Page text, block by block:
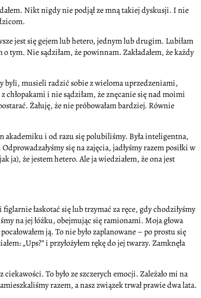
Nikt nigdy nie podjął ze mną takiej dyskusji. I nie
jest się gejem lub hetero, jednym lub drugim. Lubiłam
tym. Nie sądziłam, że powinnam. Zakładałem, że każdy
byli, musieli radzić sobie z wieloma uprzedzeniami,
chłopakami i nie sądziłam, że znęcanie się nad moimi
Żałuję, że nie próbowałam bardziej. Równie
akademiku i od razu się polubiliśmy. Była inteligentna,
się na zajęcia, jadłyśmy razem posiłki w
ja), że jestem hetero. Ale ja wiedziałem, że ona jest
łaskotać się lub trzymać za ręce, gdy chodziłyśmy
na jej łóżku, obejmując się ramionami. Moja głowa
ją. To nie było zaplanowane – po prostu się
„Ups?” i przyłożyłem rękę do jej twarzy. Zamknęła
To było ze szczerych emocji. Zależało mi na
razem, a nasz związek trwał prawie dwa lata.